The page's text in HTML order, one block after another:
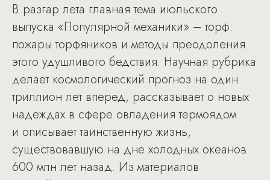
В разгар лета главная тема июльского
выпуска «Популярной механики» – торф:
пожары торфяников и методы преодоления
этого удушливого бедствия. Научная рубрика
делает космологический прогноз на один
триллион лет вперед, рассказывает о новых
надеждах в сфере овладения термоядом
и описывает таинственную жизнь,
существовавшую на дне холодных океанов
600 млн лет назад. Из материалов